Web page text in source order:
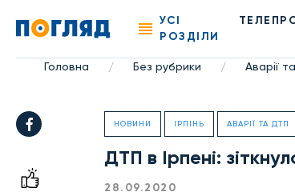
УСІ
РОЗДІЛИ
Головна / Без рубрики / Аварії
НОВИНИ ІРПІНЬ АВАРІЇ ТА ДТП
ДТП в Ірпені:
28.09.2020